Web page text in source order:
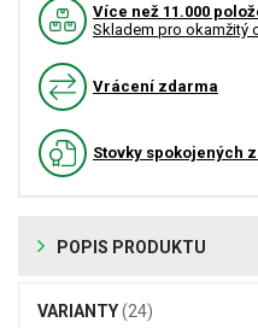
Více než 11.000
Skladem pro okamžitý
Vrácení zdarma
Stovky spokojených
POPIS PRODUKTU
VARIANTY(24)